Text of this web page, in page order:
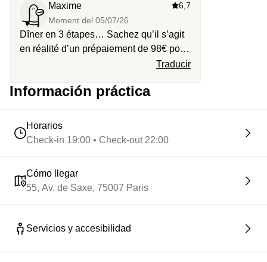
Maxime
Moment del 05/07/26
6,7
Dîner en 3 étapes… Sachez qu’il s’agit
en réalité d’un prépaiement de 98€ pour
votre dîner : si l’addition dépasse ce
différence. Autant réserver directement
était sympathique
Traducir
Información práctica
Horarios
Check-in 19:00 • Check-out 22:00
Cómo llegar
55, Av. de Saxe, 75007 Paris
Servicios y accesibilidad